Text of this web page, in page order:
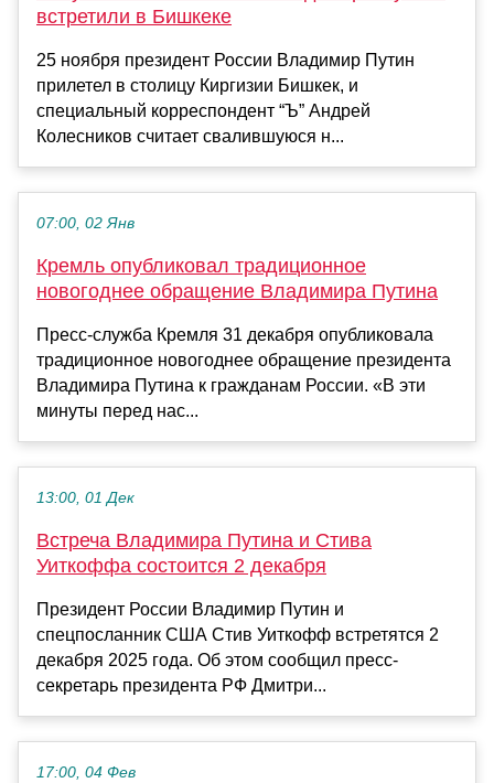
встретили в Бишкеке
25 ноября президент России Владимир Путин
прилетел в столицу Киргизии Бишкек, и
специальный корреспондент “Ъ” Андрей
Колесников считает свалившуюся н...
07:00, 02 Янв
Кремль опубликовал традиционное
новогоднее обращение Владимира Путина
Пресс-служба Кремля 31 декабря опубликовала
традиционное новогоднее обращение президента
Владимира Путина к гражданам России. «В эти
минуты перед нас...
13:00, 01 Дек
Встреча Владимира Путина и Стива
Уиткоффа состоится 2 декабря
Президент России Владимир Путин и
спецпосланник США Стив Уиткофф встретятся 2
декабря 2025 года. Об этом сообщил пресс-
секретарь президента РФ Дмитри...
17:00, 04 Фев